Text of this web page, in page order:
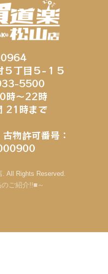
丁目５−１５
5500
時～22時
21時まで
物許可番号：
All Rights Reserved.
ご紹介!!■～